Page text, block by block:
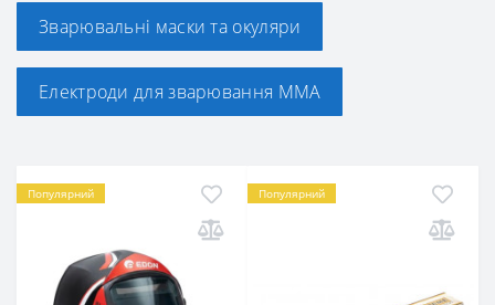
Зварювальні маски та окуляри
Електроди для зварювання ММА
Популярний Популярний